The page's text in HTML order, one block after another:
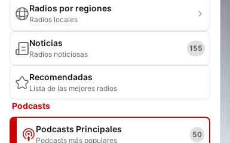
Radios por regiones
Radios locales
Noticias
Radios noticiosas
155
Recomendadas
Lista de las mejores radios
Podcasts
Podcasts Principales
Podcasts más populares
50